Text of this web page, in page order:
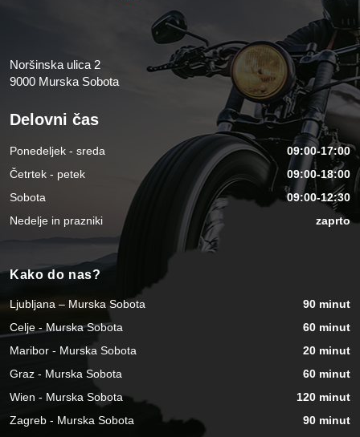
Noršinska ulica 2
9000 Murska Sobota
Delovni čas
Ponedeljek - sreda
09:00-17:00
Četrtek - petek
09:00-18:00
Sobota
09:00-12:30
Nedelje in prazniki
zaprto
Kako do nas?
Ljubljana – Murska Sobota
90 minut
Celje - Murska Sobota
60 minut
Maribor - Murska Sobota
20 minut
Graz - Murska Sobota
60 minut
Wien - Murska Sobota
120 minut
Zagreb - Murska Sobota
90 minut